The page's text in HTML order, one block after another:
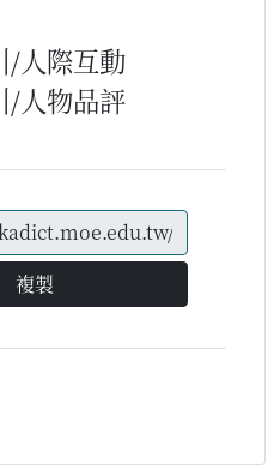
/人際互動
/人物品評
複製